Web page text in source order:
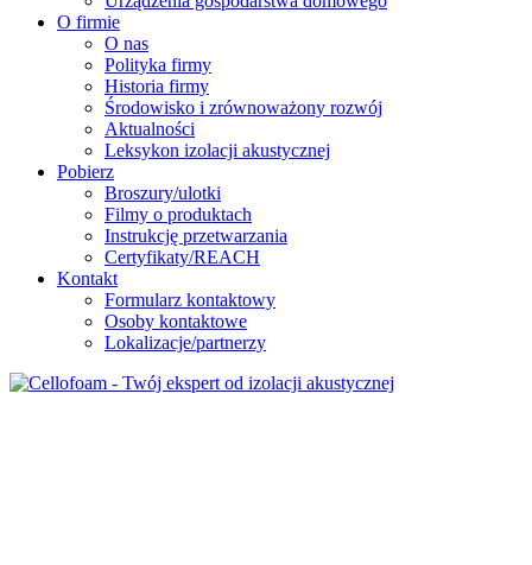
O firmie
O nas
Polityka firmy
Historia firmy
Środowisko i zrównoważony rozwój
Aktualności
Leksykon izolacji akustycznej
Pobierz
Broszury/ulotki
Filmy o produktach
Instrukcję przetwarzania
Certyfikaty/REACH
Kontakt
Formularz kontaktowy
Osoby kontaktowe
Lokalizacje/partnerzy